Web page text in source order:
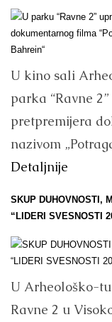
U kino sali
parka “Ravne
pretpremijera
nazivom
Detaljnije
SKUP DUHOVNOSTI,
“LIDERI SVESNOSTI
U Arheološko-
Ravne 2 u